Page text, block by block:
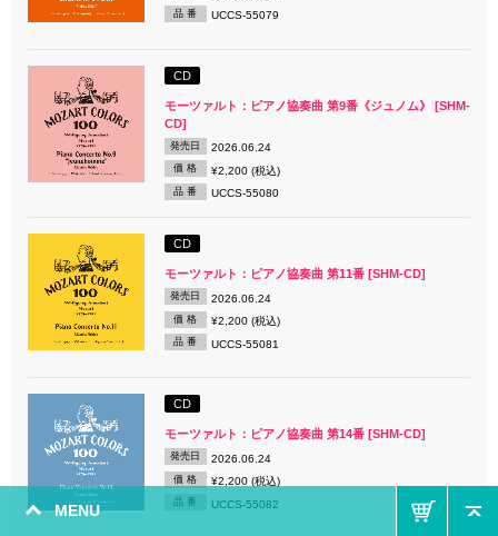
MENU
品 番 UCCS-55079
CD
モーツァルト：ピアノ協奏曲 第9番《ジュノム》 [SHM-
CD]
発売日 2026.06.24
価 格 ¥2,200 (税込)
品 番 UCCS-55080
CD
モーツァルト：ピアノ協奏曲 第11番 [SHM-CD]
発売日 2026.06.24
価 格 ¥2,200 (税込)
品 番 UCCS-55081
CD
モーツァルト：ピアノ協奏曲 第14番 [SHM-CD]
発売日 2026.06.24
価 格 ¥2,200 (税込)
品 番 UCCS-55082